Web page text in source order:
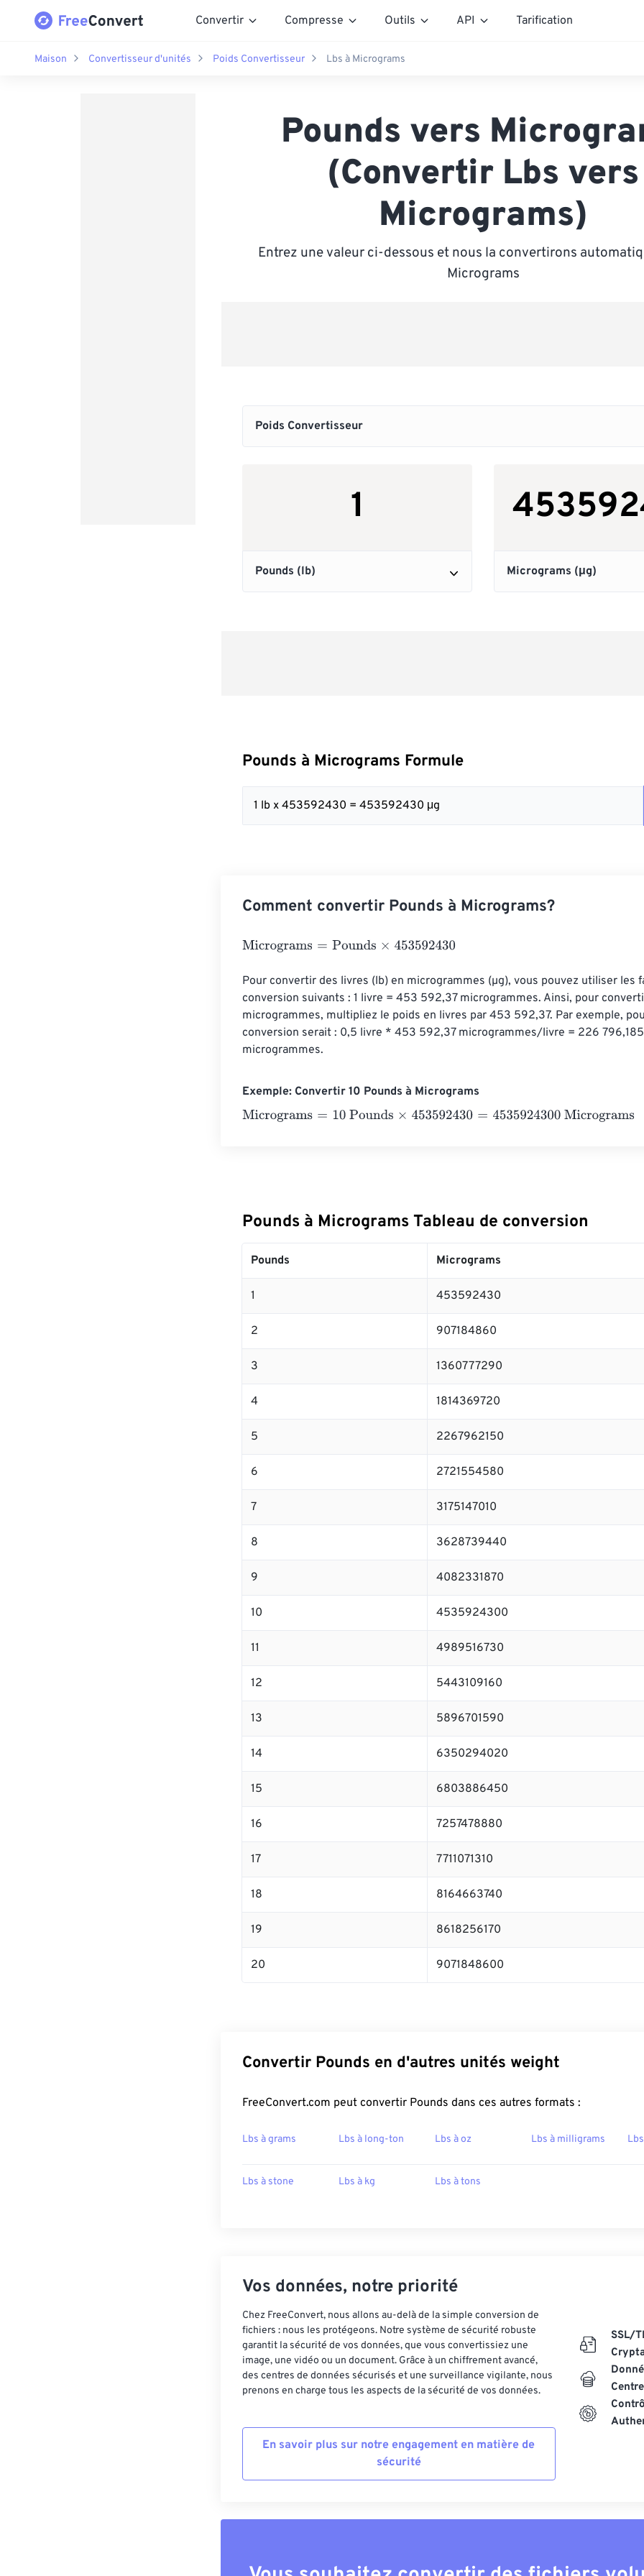
Convertir Compresse Outils API Tarification
Maison Convertisseur d'unités Poids Convertisseur Lbs à Micrograms
Pounds vers
(Convertir Lbs vers
Micrograms)
Entrez une valeur ci-dessous et nous la convertirons
Micrograms
Pounds à Micrograms Formule
1 lb x 453592430 = 453592430 μg
Comment convertir Pounds à Micrograms?
Micrograms=Pounds×453592430
Pour convertir des livres (lb) en microgrammes (µg), vous pouvez utiliser les
conversion suivants : 1 livre = 453 592,37 microgrammes. Ainsi, pour
microgrammes, multipliez le poids en livres par 453 592,37. Par exemple,
conversion serait : 0,5 livre * 453 592,37 microgrammes/livre = 226 796,185
microgrammes.
Exemple: Convertir 10 Pounds à Micrograms
Micrograms=10 Pounds×453592430=4535924300 Micrograms
Pounds à Micrograms Tableau de conversion
Pounds Micrograms
1 453592430
2 907184860
3 1360777290
4 1814369720
5 2267962150
6 2721554580
7 3175147010
8 3628739440
9 4082331870
10 4535924300
11 4989516730
12 5443109160
13 5896701590
14 6350294020
15 6803886450
16 7257478880
17 7711071310
18 8164663740
19 8618256170
20 9071848600
Convertir Pounds en d'autres unités weight
FreeConvert.com peut convertir Pounds dans ces autres formats :
Lbs à grams Lbs à long-ton Lbs à oz Lbs à milligrams
Lbs à stone Lbs à kg Lbs à tons
Vos données, notre priorité
Chez FreeConvert, nous allons au-delà de la simple conversion de
fichiers : nous les protégeons. Notre système de sécurité robuste
garantit la sécurité de vos données, que vous convertissiez une
image, une vidéo ou un document. Grâce à un chiffrement avancé,
des centres de données sécurisés et une surveillance vigilante, nous
prenons en charge tous les aspects de la sécurité de vos données.
En savoir plus sur notre engagement en matière de
sécurité
SSL/